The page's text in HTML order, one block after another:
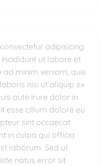
adipisicing
ut labore et
minim veniam, quis
nisi ut aliquip ex
aute irure dolor in
esse cillum dolore eu
sint occaecat
in culpa qui officia
laborum. Sed ut
natus error sit